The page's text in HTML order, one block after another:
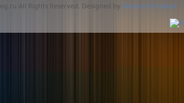
All Rights Reserved. Designed by Neotron ltd.faust